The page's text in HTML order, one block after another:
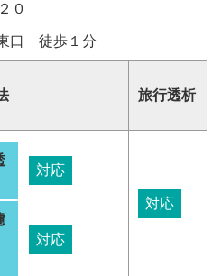
０
口 徒歩１分
旅行透析
対応
対応
対応